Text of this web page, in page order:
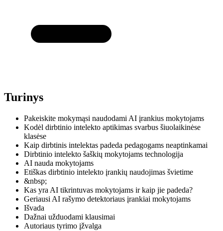
Turinys
Pakeiskite mokymąsi naudodami AI įrankius mokytojams
Kodėl dirbtinio intelekto aptikimas svarbus šiuolaikinėse
klasėse
Kaip dirbtinis intelektas padeda pedagogams neaptinkamai
Dirbtinio intelekto šaškių mokytojams technologija
AI nauda mokytojams
Etiškas dirbtinio intelekto įrankių naudojimas švietime
&nbsp;
Kas yra AI tikrintuvas mokytojams ir kaip jie padeda?
Geriausi AI rašymo detektoriaus įrankiai mokytojams
Išvada
Dažnai užduodami klausimai
Autoriaus tyrimo įžvalga